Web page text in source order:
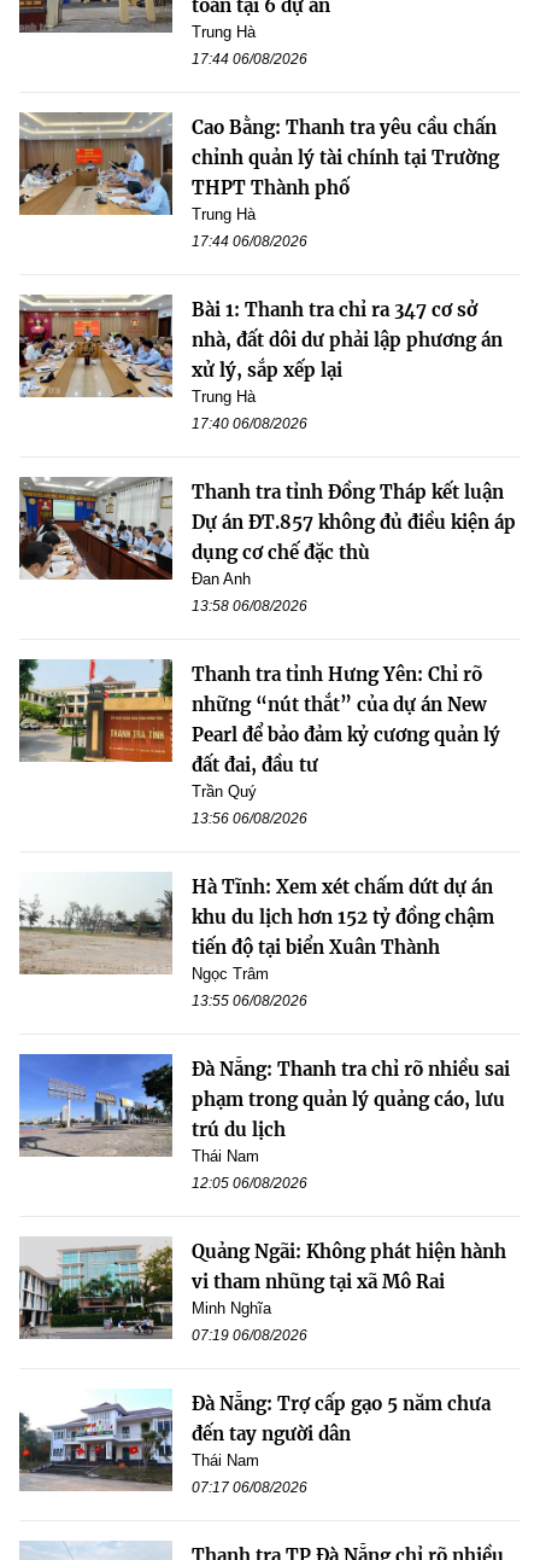
toán tại 6 dự án
Trung Hà
17:44 06/08/2026
Cao Bằng: Thanh tra yêu cầu chấn
chỉnh quản lý tài chính tại Trường
THPT Thành phố
Trung Hà
17:44 06/08/2026
Bài 1: Thanh tra chỉ ra 347 cơ sở
nhà, đất dôi dư phải lập phương án
xử lý, sắp xếp lại
Trung Hà
17:40 06/08/2026
Thanh tra tỉnh Đồng Tháp kết luận
Dự án ĐT.857 không đủ điều kiện áp
dụng cơ chế đặc thù
Đan Anh
13:58 06/08/2026
Thanh tra tỉnh Hưng Yên: Chỉ rõ
những “nút thắt” của dự án New
Pearl để bảo đảm kỷ cương quản lý
đất đai, đầu tư
Trần Quý
13:56 06/08/2026
Hà Tĩnh: Xem xét chấm dứt dự án
khu du lịch hơn 152 tỷ đồng chậm
tiến độ tại biển Xuân Thành
Ngọc Trâm
13:55 06/08/2026
Đà Nẵng: Thanh tra chỉ rõ nhiều sai
phạm trong quản lý quảng cáo, lưu
trú du lịch
Thái Nam
12:05 06/08/2026
Quảng Ngãi: Không phát hiện hành
vi tham nhũng tại xã Mô Rai
Minh Nghĩa
07:19 06/08/2026
Đà Nẵng: Trợ cấp gạo 5 năm chưa
đến tay người dân
Thái Nam
07:17 06/08/2026